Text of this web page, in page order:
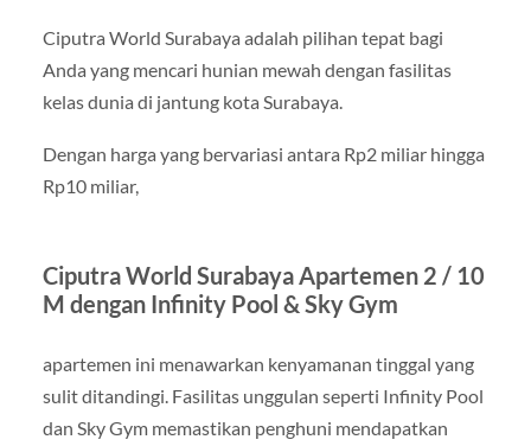
Ciputra World Surabaya adalah pilihan tepat bagi
Anda yang mencari hunian mewah dengan fasilitas
kelas dunia di jantung kota Surabaya.
Dengan harga yang bervariasi antara Rp2 miliar hingga
Rp10 miliar,
Ciputra World Surabaya Apartemen 2 / 10
M dengan Infinity Pool & Sky Gym
apartemen ini menawarkan kenyamanan tinggal yang
sulit ditandingi. Fasilitas unggulan seperti Infinity Pool
dan Sky Gym memastikan penghuni mendapatkan